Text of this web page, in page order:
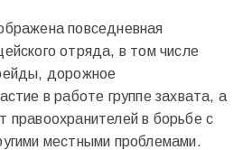
повседневная
отряда, в том числе
дорожное
в работе группе захвата, а
правоохранителей в борьбе с
местными проблемами.